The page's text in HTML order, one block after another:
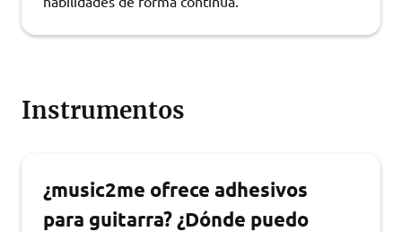
Instrumentos
¿music2me ofrece adhesivos
para guitarra? ¿Dónde puedo